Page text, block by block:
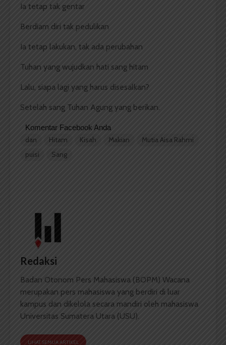
Ia tetap tak gentar
Berdiam diri tak pedulikan
Ia tetap lakukan, tak ada perubahan
Tuhan yang wujudkan hati sang hitam
Lalu, siapa lagi yang harus disesalkan?
Setelah sang Tuhan Agung yang berikan.
Komentar Facebook Anda
dan Hitam Kisah Makian
Mutia Aisa Rahmi
puisi
Sang
Redaksi
Badan Otonom Pers Mahasiswa (BOPM) Wacana
merupakan pers mahasiswa yang berdiri di luar
kampus dan dikelola secara mandiri oleh mahasiswa
Universitas Sumatera Utara (USU).
LIHAT SEMUA ARTIKEL